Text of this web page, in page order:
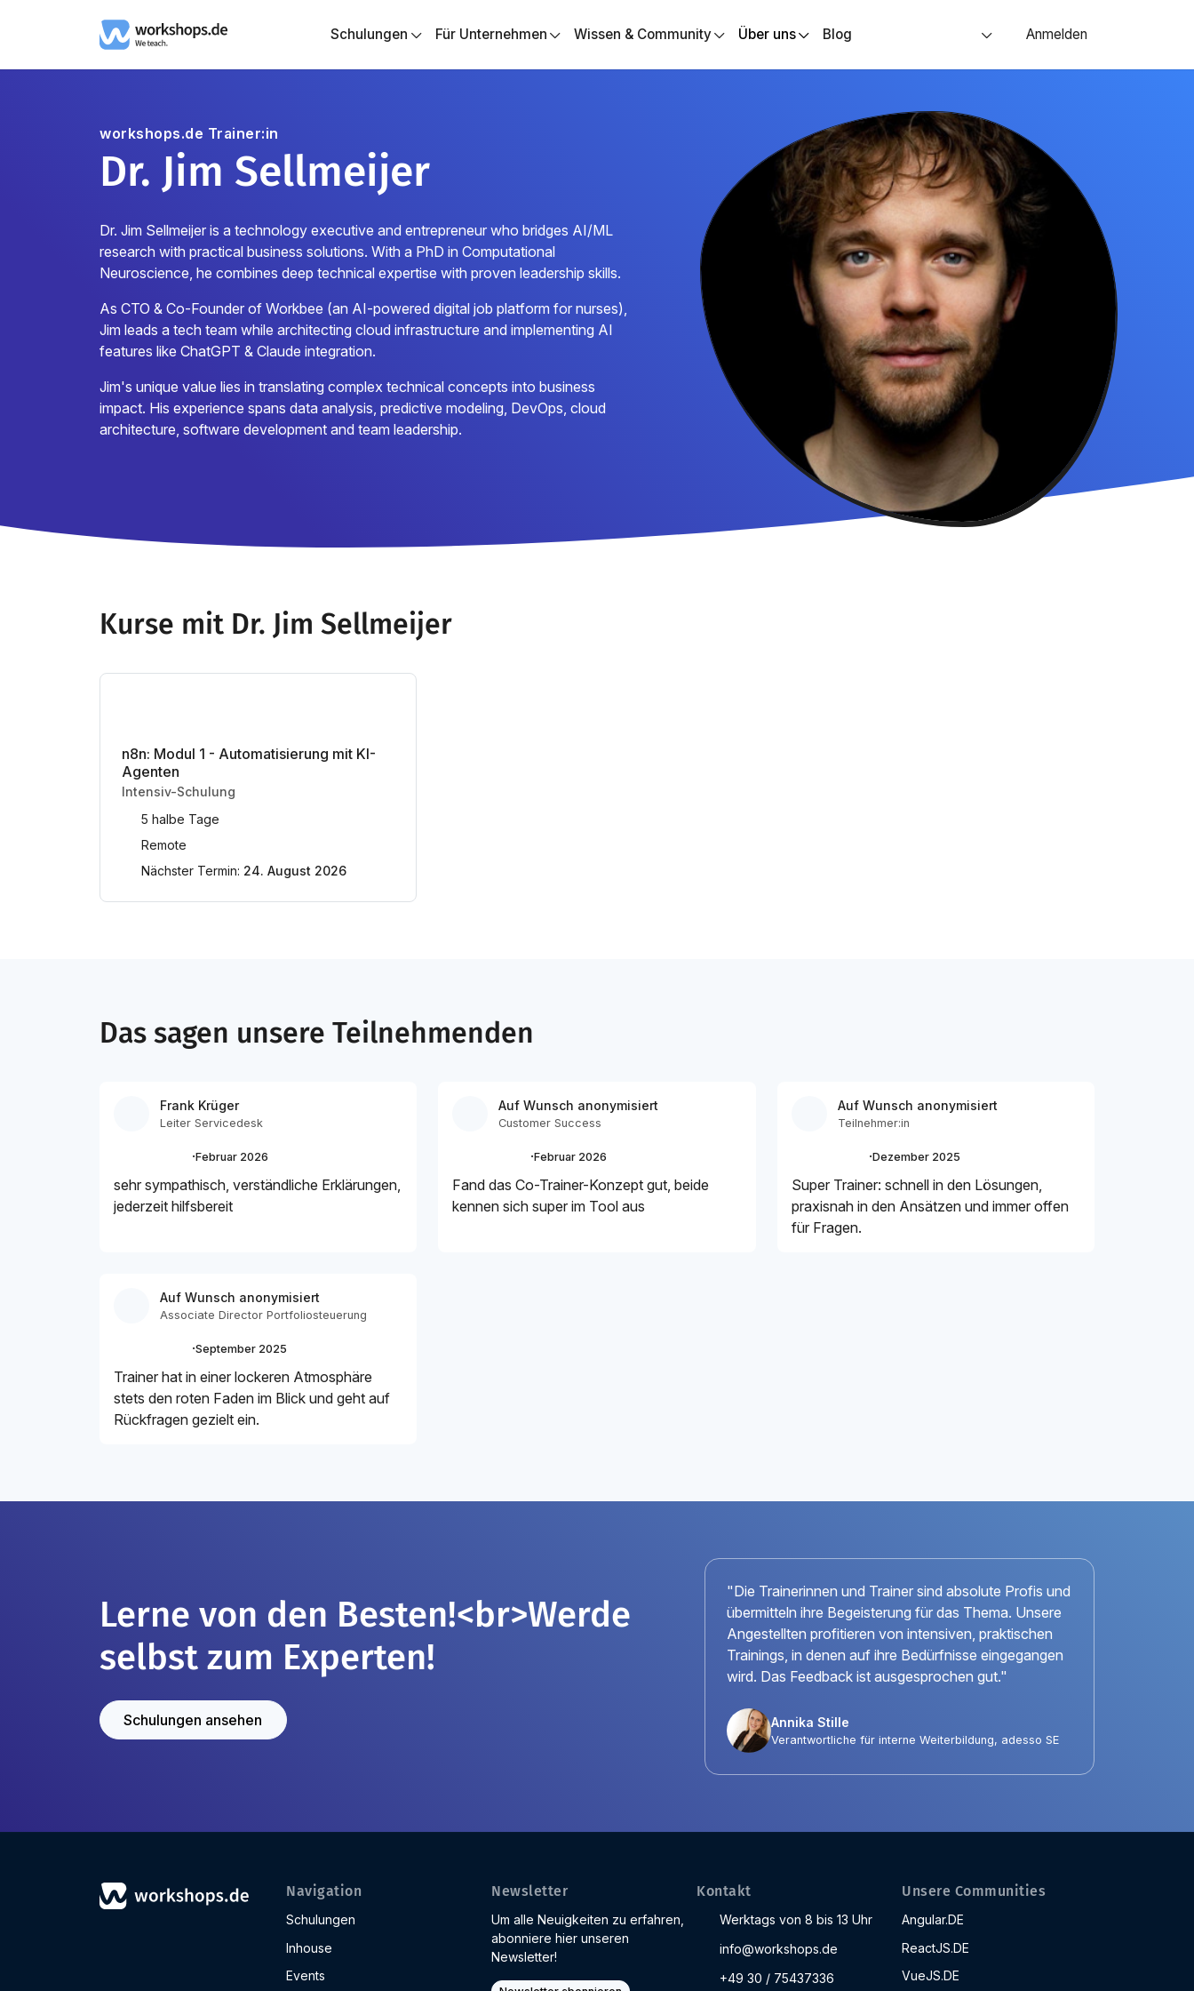
Schulungen Für Unternehmen Wissen & Community Über uns Blog Anmelden
workshops.de Trainer:in
Dr. Jim Sellmeijer
Dr. Jim Sellmeijer is a technology executive and entrepreneur who bridges AI/ML
research with practical business solutions. With a PhD in Computational
Neuroscience, he combines deep technical expertise with proven leadership skills.
As CTO & Co-Founder of Workbee (an AI-powered digital job platform for nurses),
Jim leads a tech team while architecting cloud infrastructure and implementing AI
features like ChatGPT & Claude integration.
Jim's unique value lies in translating complex technical concepts into business
impact. His experience spans data analysis, predictive modeling, DevOps, cloud
architecture, software development and team leadership.
Kurse mit Dr. Jim Sellmeijer
n8n: Modul 1 - Automatisierung mit KI-
Agenten
Intensiv-Schulung
5 halbe Tage
Remote
Nächster Termin: 24. August 2026
Das sagen unsere Teilnehmenden
Frank Krüger
Leiter Servicedesk
·Februar 2026
sehr sympathisch, verständliche Erklärungen,
jederzeit hilfsbereit
Auf Wunsch anonymisiert
Customer Success
·Februar 2026
Fand das Co-Trainer-Konzept gut, beide
kennen sich super im Tool aus
Auf Wunsch anonymisiert
Teilnehmer:in
·Dezember 2025
Super Trainer: schnell in den Lösungen,
praxisnah in den Ansätzen und immer offen
für Fragen.
Auf Wunsch anonymisiert
Associate Director Portfoliosteuerung
·September 2025
Trainer hat in einer lockeren Atmosphäre
stets den roten Faden im Blick und geht auf
Rückfragen gezielt ein.
Lerne von den Besten!<br>Werde
selbst zum Experten!
Schulungen ansehen
"Die Trainerinnen und Trainer sind absolute Profis und
übermitteln ihre Begeisterung für das Thema. Unsere
Angestellten profitieren von intensiven, praktischen
Trainings, in denen auf ihre Bedürfnisse eingegangen
wird. Das Feedback ist ausgesprochen gut."
Annika Stille
Verantwortliche für interne Weiterbildung, adesso SE
Navigation
Schulungen
Inhouse
Events
Newsletter
Um alle Neuigkeiten zu erfahren,
abonniere hier unseren
Newsletter!
Kontakt
Werktags von 8 bis 13 Uhr
info@workshops.de
+49 30 / 75437336
Unsere Communities
Angular.DE
ReactJS.DE
VueJS.DE